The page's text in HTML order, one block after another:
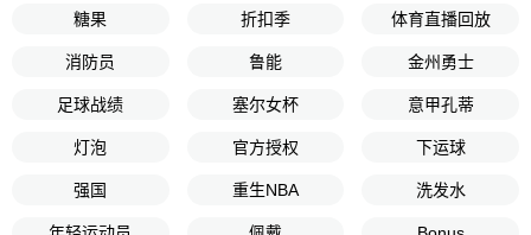
糖果 折扣季 体育直播回放
消防员 鲁能 金州勇士
足球战绩 塞尔女杯 意甲孔蒂
灯泡 官方授权 下运球
强国 重生NBA 洗发水